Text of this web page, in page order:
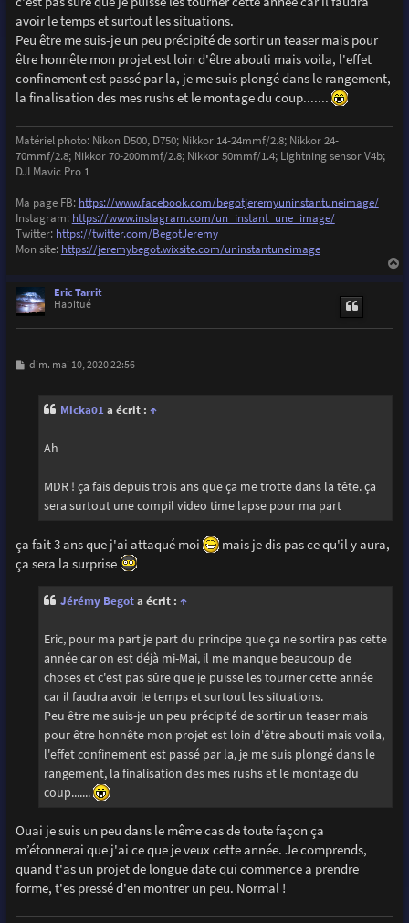
avoir le temps et surtout les situations.
Peu être me suis-je un peu précipité de sortir un teaser mais pour
être honnête mon projet est loin d'être abouti mais voila, l'effet
confinement est passé par la, je me suis plongé dans le rangement,
la finalisation des mes rushs et le montage du coup.......
Matériel photo: Nikon D500, D750; Nikkor 14-24mmf/2.8; Nikkor 24-
70mmf/2.8; Nikkor 70-200mmf/2.8; Nikkor 50mmf/1.4; Lightning sensor V4b;
DJI Mavic Pro 1
Ma page FB: https://www.facebook.com/begotjeremyuninstantuneimage/
Instagram: https://www.instagram.com/un_instant_une_image/
Twitter: https://twitter.com/BegotJeremy
Mon site: https://jeremybegot.wixsite.com/uninstantuneimage
Eric Tarrit
Habitué
M
dim. mai 10, 2020 22:56
Micka01a écrit : ↑
Ah
MDR ! ça fais depuis trois ans que ça me trotte dans la tête. ça
sera surtout une compil video time lapse pour ma part
ça fait 3 ans que j'ai attaqué moi
mais je dis pas ce qu'il y aura,
ça sera la surprise
Jérémy Begota écrit : ↑
Eric, pour ma part je part du principe que ça ne sortira pas cette
année car on est déjà mi-Mai, il me manque beaucoup de
choses et c'est pas sûre que je puisse les tourner cette année
car il faudra avoir le temps et surtout les situations.
Peu être me suis-je un peu précipité de sortir un teaser mais
pour être honnête mon projet est loin d'être abouti mais voila,
l'effet confinement est passé par la, je me suis plongé dans le
rangement, la finalisation des mes rushs et le montage du
coup.......
Ouai je suis un peu dans le même cas de toute façon ça
m’étonnerai que j'ai ce que je veux cette année. Je comprends,
quand t'as un projet de longue date qui commence a prendre
forme, t'es pressé d'en montrer un peu. Normal !